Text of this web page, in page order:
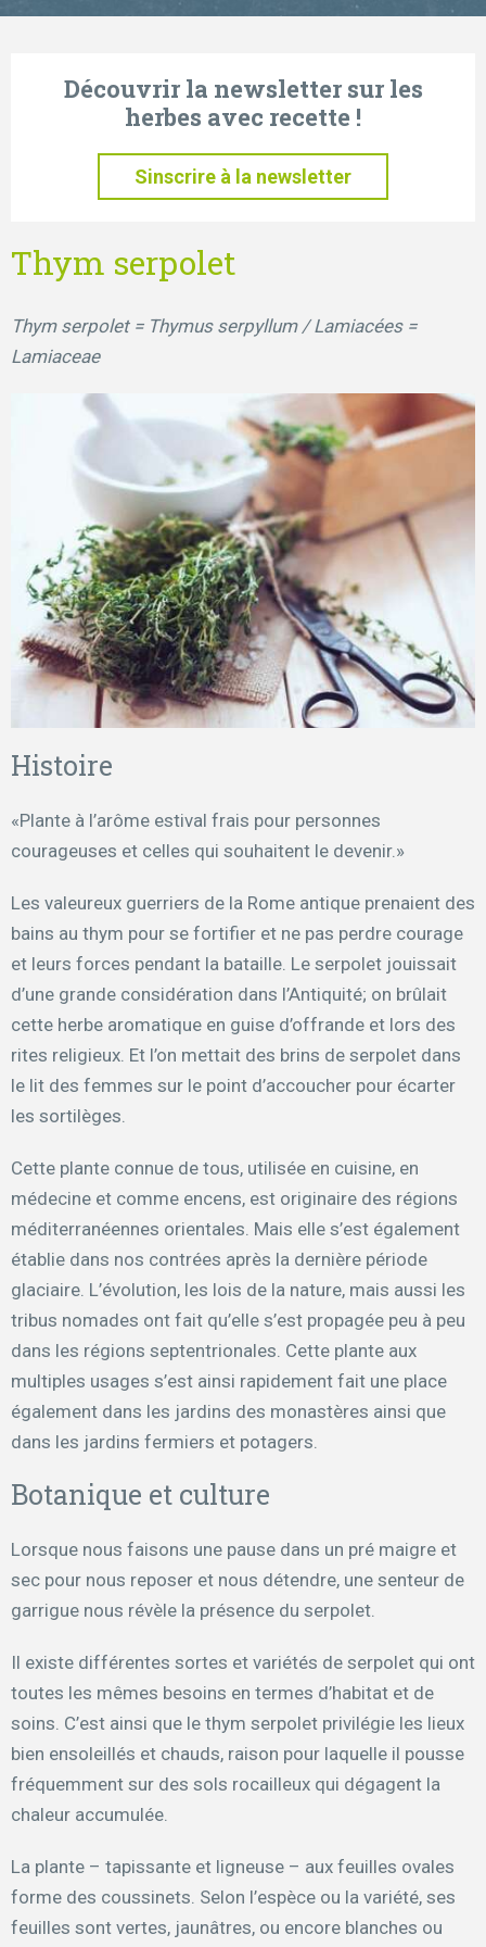
Découvrir la newsletter sur les
herbes avec recette !
Sinscrire à la newsletter
Thym serpolet
Thym serpolet = Thymus serpyllum / Lamiacées =
Lamiaceae
Histoire
«Plante à l’arôme estival frais pour personnes
courageuses et celles qui souhaitent le devenir.»
Les valeureux guerriers de la Rome antique prenaient des
bains au thym pour se fortifier et ne pas perdre courage
et leurs forces pendant la bataille. Le serpolet jouissait
d’une grande considération dans l’Antiquité; on brûlait
cette herbe aromatique en guise d’offrande et lors des
rites religieux. Et l’on mettait des brins de serpolet dans
le lit des femmes sur le point d’accoucher pour écarter
les sortilèges.
Cette plante connue de tous, utilisée en cuisine, en
médecine et comme encens, est originaire des régions
méditerranéennes orientales. Mais elle s’est également
établie dans nos contrées après la dernière période
glaciaire. L’évolution, les lois de la nature, mais aussi les
tribus nomades ont fait qu’elle s’est propagée peu à peu
dans les régions septentrionales. Cette plante aux
multiples usages s’est ainsi rapidement fait une place
également dans les jardins des monastères ainsi que
dans les jardins fermiers et potagers.
Botanique et culture
Lorsque nous faisons une pause dans un pré maigre et
sec pour nous reposer et nous détendre, une senteur de
garrigue nous révèle la présence du serpolet.
Il existe différentes sortes et variétés de serpolet qui ont
toutes les mêmes besoins en termes d’habitat et de
soins. C’est ainsi que le thym serpolet privilégie les lieux
bien ensoleillés et chauds, raison pour laquelle il pousse
fréquemment sur des sols rocailleux qui dégagent la
chaleur accumulée.
La plante – tapissante et ligneuse – aux feuilles ovales
forme des coussinets. Selon l’espèce ou la variété, ses
feuilles sont vertes, jaunâtres, ou encore blanches ou